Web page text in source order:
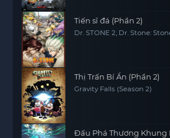
Tiến sĩ đá (Phần 2)
Dr. STONE 2, Dr. Stone:
Thị Trấn Bí Ẩn (Phần 2)
Gravity Falls (Season 2)
Đấu Phá Thương Khung